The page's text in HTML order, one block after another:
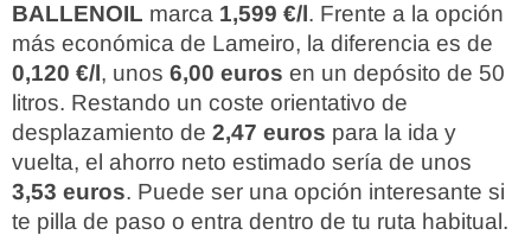
BALLENOIL marca 1,599 €/l. Frente a la opción
más económica de Lameiro, la diferencia es de
0,120 €/l, unos 6,00 euros en un depósito de 50
litros. Restando un coste orientativo de
desplazamiento de 2,47 euros para la ida y
vuelta, el ahorro neto estimado sería de unos
3,53 euros. Puede ser una opción interesante si
te pilla de paso o entra dentro de tu ruta habitual.